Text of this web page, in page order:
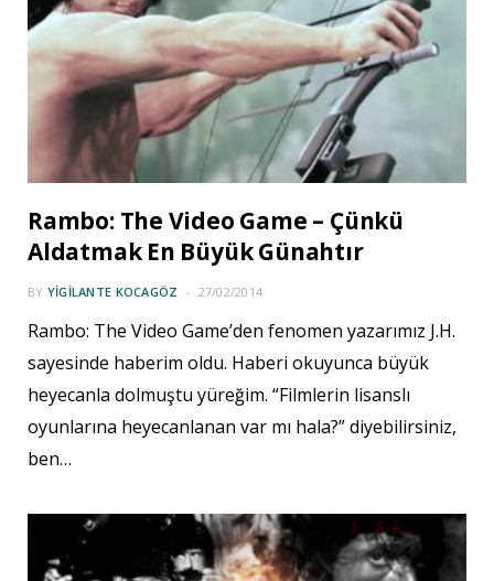
Rambo: The Video Game – Çünkü
Aldatmak En Büyük Günahtır
BY YIGILANTE KOCAGÖZ 27/02/2014
Rambo: The Video Game’den fenomen yazarımız J.H.
sayesinde haberim oldu. Haberi okuyunca büyük
heyecanla dolmuştu yüreğim. “Filmlerin lisanslı
oyunlarına heyecanlanan var mı hala?” diyebilirsiniz,
ben…